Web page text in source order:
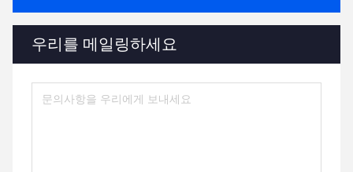
우리를 메일링하세요